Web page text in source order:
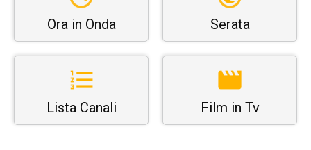
Ora in Onda Serata
Lista Canali Film in Tv